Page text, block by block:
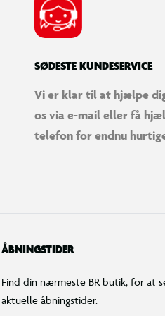
SØDESTE KUNDESERVICE
Vi er klar til at hjælpe
os via e-mail eller få
telefon for endnu
ÅBNINGSTIDER
Find din nærmeste BR butik, for at
aktuelle åbningstider.